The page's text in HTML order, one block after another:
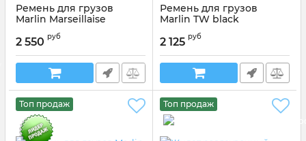
Ремень для грузов
Marlin Marseillaise
Артикул: 216886
2 550 руб
Ремень для грузов
Marlin TW black
Артикул: 118418
2 125 руб
Топ продаж Топ продаж